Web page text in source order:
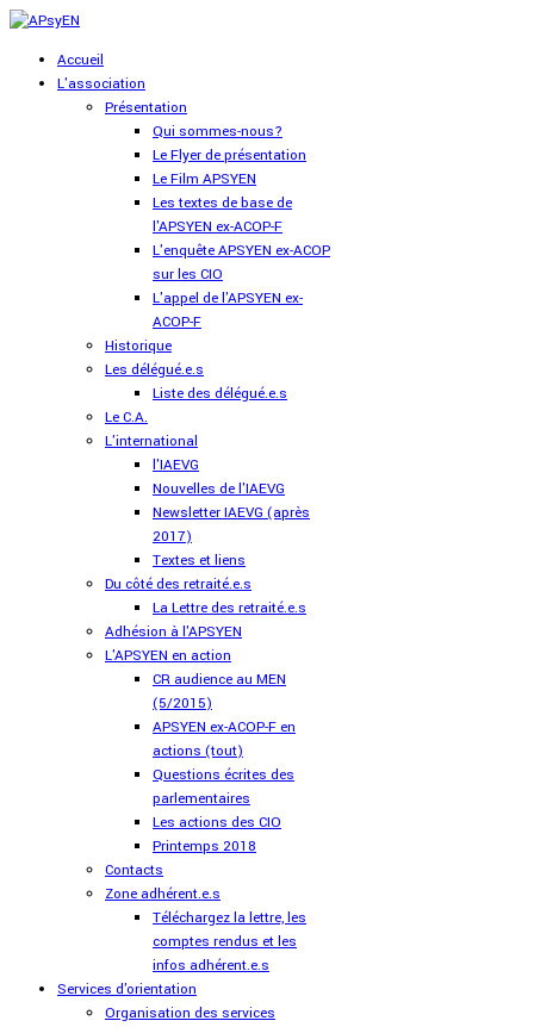
Accueil
L'association
Présentation
Qui sommes-nous?
Le Flyer de présentation
Le Film APSYEN
Les textes de base de
l'APSYEN ex-ACOP-F
L'enquête APSYEN ex-ACOP
sur les CIO
L'appel de l'APSYEN ex-
ACOP-F
Historique
Les délégué.e.s
Liste des délégué.e.s
Le C.A.
L'international
l'IAEVG
Nouvelles de l'IAEVG
Newsletter IAEVG (après
2017)
Textes et liens
Du côté des retraité.e.s
La Lettre des retraité.e.s
Adhésion à l'APSYEN
L'APSYEN en action
CR audience au MEN
(5/2015)
APSYEN ex-ACOP-F en
actions (tout)
Questions écrites des
parlementaires
Les actions des CIO
Printemps 2018
Contacts
Zone adhérent.e.s
Téléchargez la lettre, les
comptes rendus et les
infos adhérent.e.s
Services d'orientation
Organisation des services